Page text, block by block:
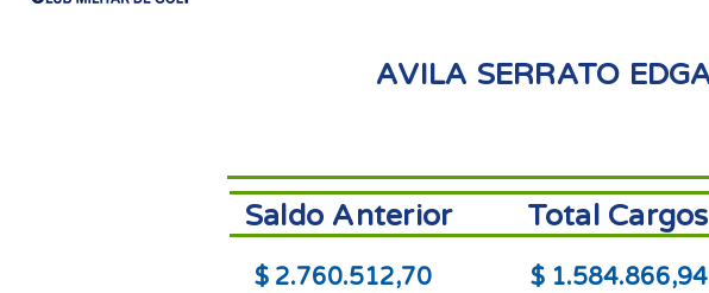
AVILA SERRATO
Saldo Anterior Total Cargos
$ 2.760.512,70 $ 1.584.866,94